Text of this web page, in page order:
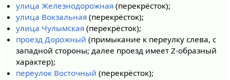
улица Железнодорожная (перекрёсток);
улица Вокзальная (перекрёсток);
улица Чулымская (перекрёсток);
проезд Дорожный (примыкание к переулку слева, с
западной стороны; далее проезд имеет Z-образный
характер);
переулок Восточный (перекрёсток);